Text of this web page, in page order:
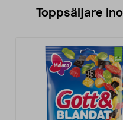
Toppsäljare